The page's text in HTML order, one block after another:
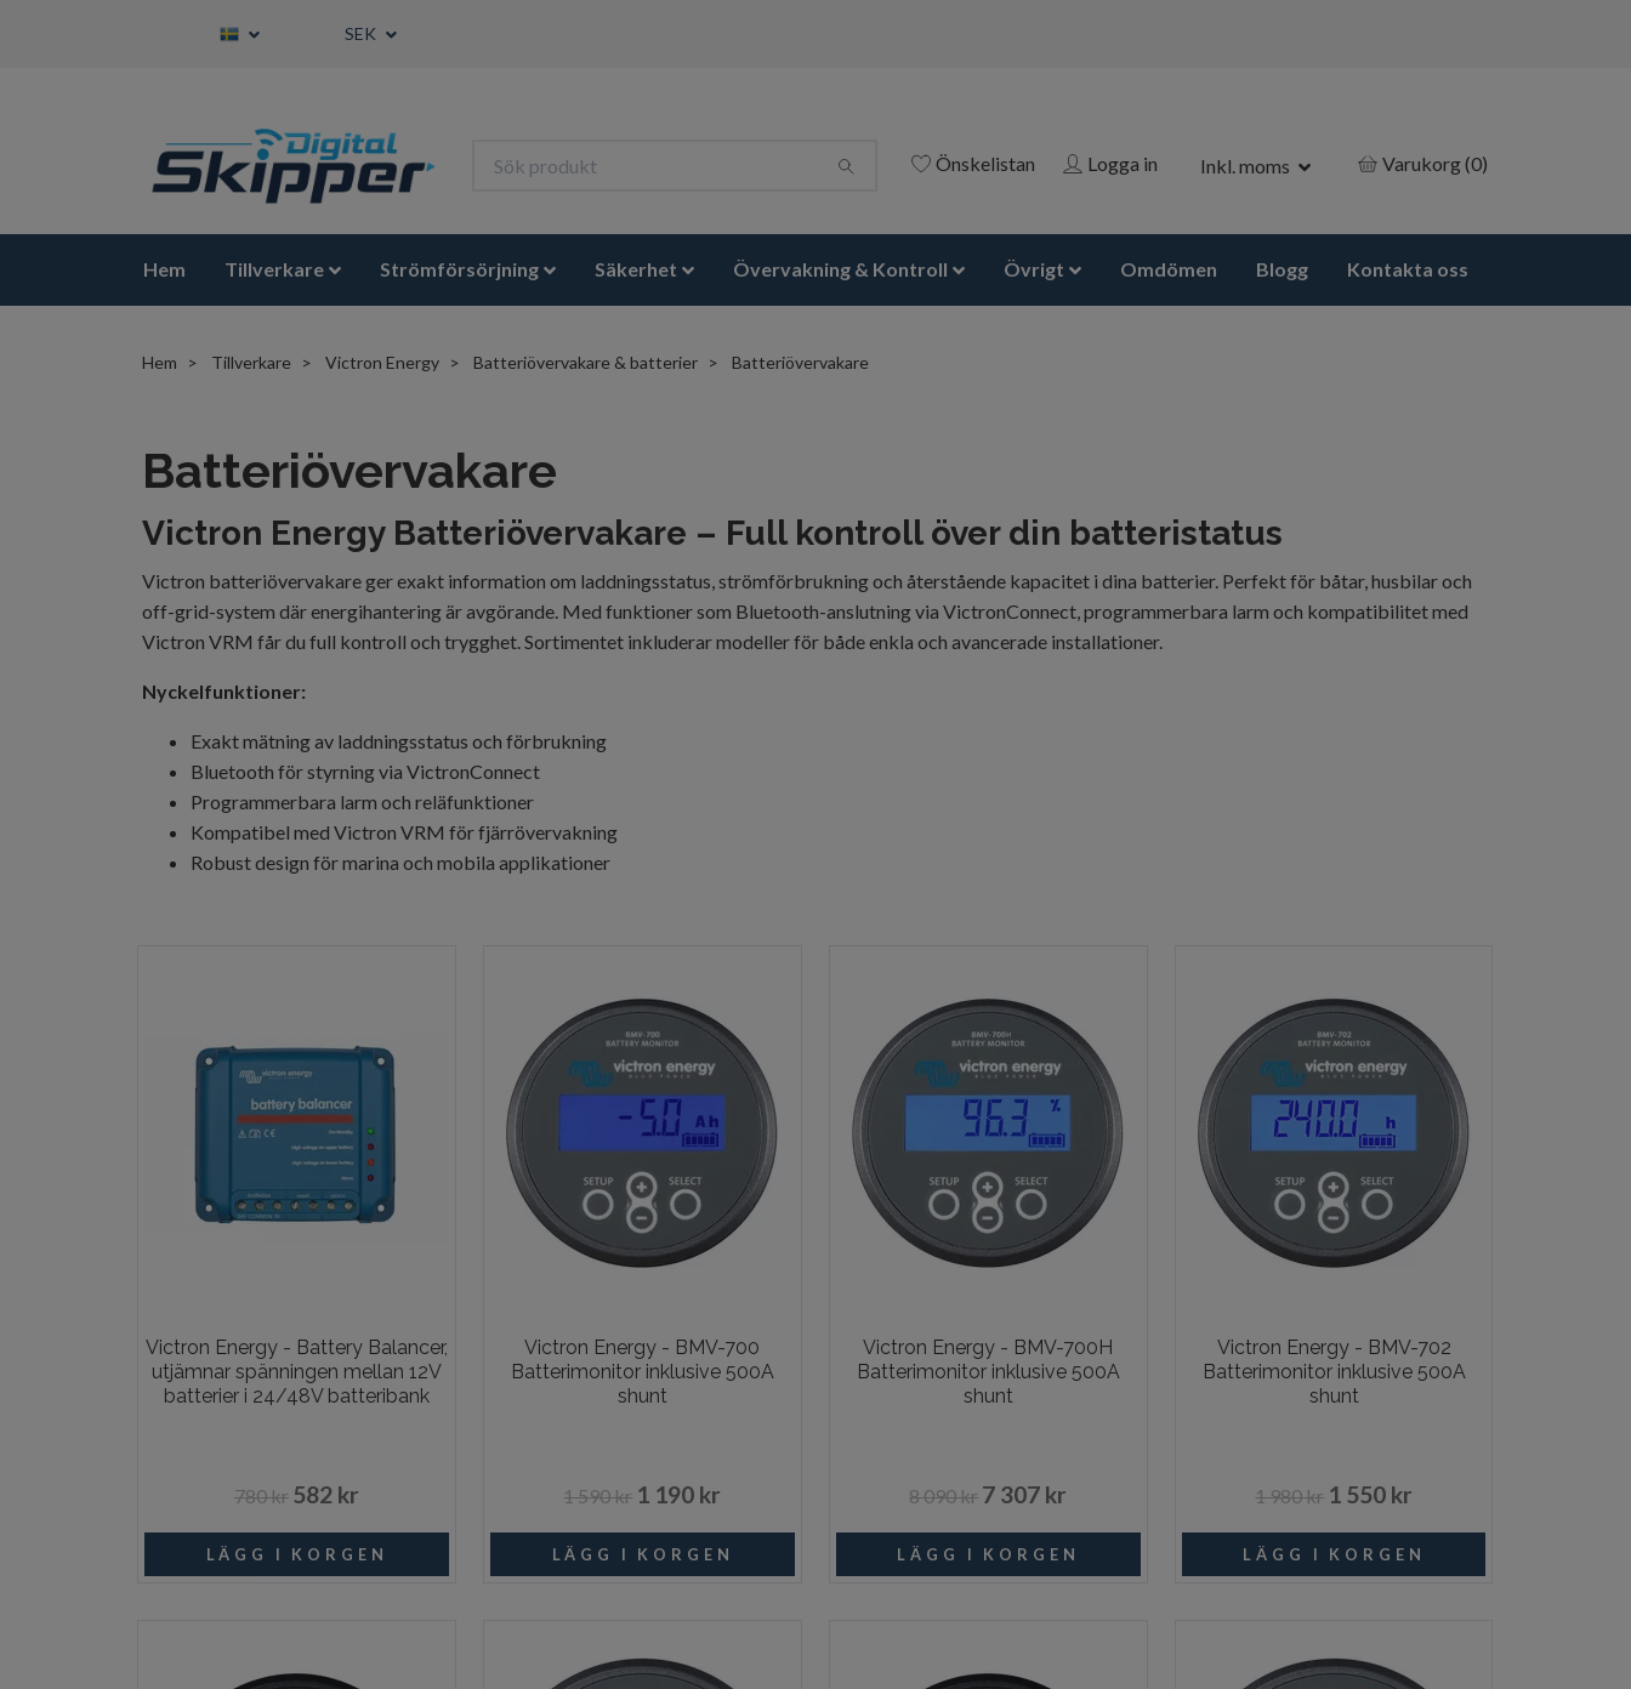
SEK
Önskelistan Logga in Inkl. moms Varukorg(0)
Hem Tillverkare Strömförsörjning Säkerhet Övervakning & Kontroll Övrigt Omdömen Blogg Kontakta oss
Hem Tillverkare Victron Energy Batteriövervakare & batterier Batteriövervakare
Batteriövervakare
Victron Energy Batteriövervakare – Full kontroll över din batteristatus
Victron batteriövervakare ger exakt information om laddningsstatus, strömförbrukning och återstående kapacitet i dina batterier. Perfekt för båtar, husbilar och
off-grid-system där energihantering är avgörande. Med funktioner som Bluetooth-anslutning via VictronConnect, programmerbara larm och kompatibilitet med
Victron VRM får du full kontroll och trygghet. Sortimentet inkluderar modeller för både enkla och avancerade installationer.
Nyckelfunktioner:
Exakt mätning av laddningsstatus och förbrukning
Bluetooth för styrning via VictronConnect
Programmerbara larm och reläfunktioner
Kompatibel med Victron VRM för fjärrövervakning
Robust design för marina och mobila applikationer
Victron Energy - Battery Balancer,
utjämnar spänningen mellan 12V
batterier i 24/48V batteribank
780 kr 582 kr
I lager
Victron Energy - BMV-700
Batterimonitor inklusive 500A
shunt
1 590 kr 1 190 kr
Beställningsvara
Victron Energy - BMV-700H
Batterimonitor inklusive 500A
shunt
8 090 kr 7 307 kr
Beställningsvara
Victron Energy - BMV-702
Batterimonitor inklusive 500A
shunt
1 980 kr 1 550 kr
Beställningsvara